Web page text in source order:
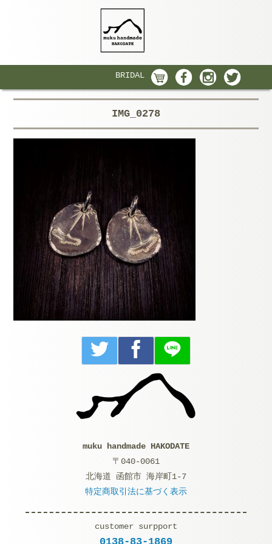
BRIDAL
IMG_0278
muku handmade HAKODATE
〒040-0061
北海道 函館市 海岸町1-7
特定商取引法に基づく表示
customer surpport